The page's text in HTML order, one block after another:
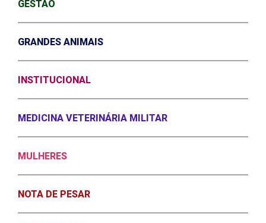
GESTÃO
GRANDES ANIMAIS
INSTITUCIONAL
MEDICINA VETERINÁRIA MILITAR
MULHERES
NOTA DE PESAR